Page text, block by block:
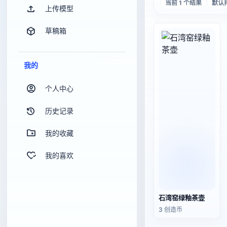
上传模型
草稿箱
我的
个人中心
历史记录
我的收藏
我的喜欢
当前 1 个结果 默认
石湾窑绿釉茶壶
3 创造币